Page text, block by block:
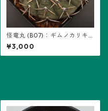
怪竜丸 (B07)：ギムノカリキ
ウム属 ※実生
¥3,000